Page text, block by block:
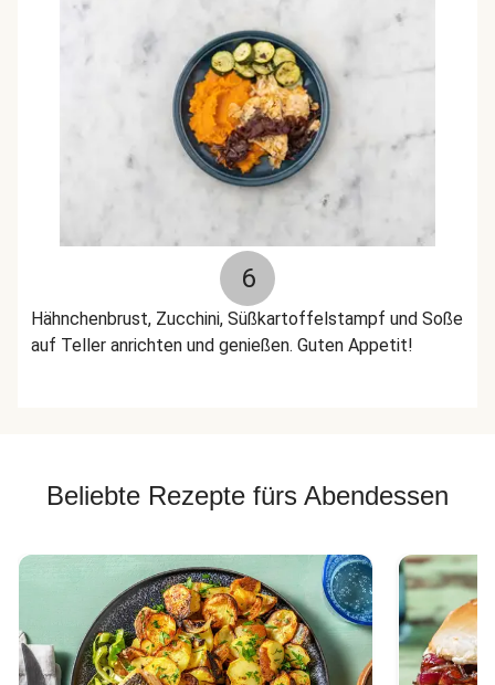
6
Hähnchenbrust, Zucchini, Süßkartoffelstampf und Soße
auf Teller anrichten und genießen. Guten Appetit!
Beliebte Rezepte fürs Abendessen